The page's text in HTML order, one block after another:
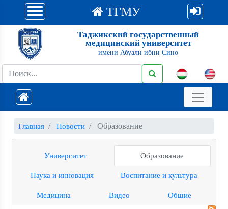
ТГМУ
Таджикский государственный
медицинский университет
имени Абуали ибни Сино
Главная Новости Образование
Университет Образование
Наука и инновация Воспитание и культура
Медицина Видео Общие